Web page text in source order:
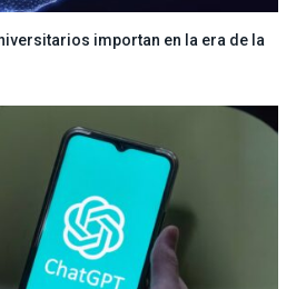
importan en la era de la